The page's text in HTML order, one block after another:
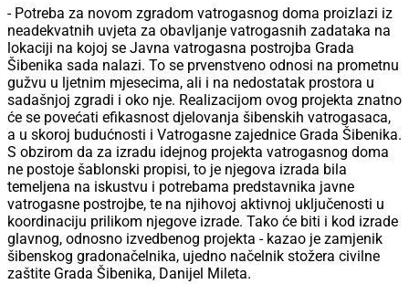
- Potreba za novom zgradom vatrogasnog doma proizlazi iz
neadekvatnih uvjeta za obavljanje vatrogasnih zadataka na
lokaciji na kojoj se Javna vatrogasna postrojba Grada
Šibenika sada nalazi. To se prvenstveno odnosi na prometnu
gužvu u ljetnim mjesecima, ali i na nedostatak prostora u
sadašnjoj zgradi i oko nje. Realizacijom ovog projekta znatno
će se povećati efikasnost djelovanja šibenskih vatrogasaca,
a u skoroj budućnosti i Vatrogasne zajednice Grada Šibenika.
S obzirom da za izradu idejnog projekta vatrogasnog doma
ne postoje šablonski propisi, to je njegova izrada bila
temeljena na iskustvu i potrebama predstavnika javne
vatrogasne postrojbe, te na njihovoj aktivnoj uključenosti u
koordinaciju prilikom njegove izrade. Tako će biti i kod izrade
glavnog, odnosno izvedbenog projekta - kazao je zamjenik
šibenskog gradonačelnika, ujedno načelnik stožera civilne
zaštite Grada Šibenika, Danijel Mileta.